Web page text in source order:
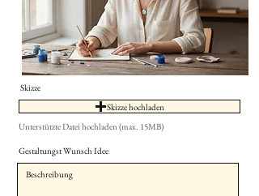
Skizze
Skizze hochladen
Unterstützte Datei hochladen (max. 15MB)
Gestaltungst Wunsch Idee